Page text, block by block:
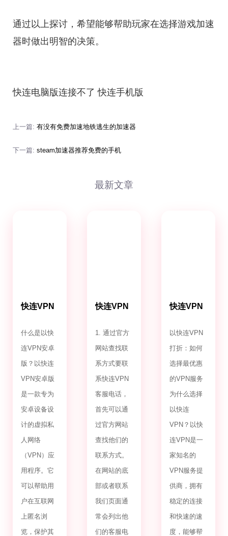
通过以上探讨，希望能够帮助玩家在选择游戏加速
器时做出明智的决策。
快连电脑版连接不了 快连手机版
上一篇: 有没有免费加速地铁逃生的加速器
下一篇: steam加速器推荐免费的手机
最新文章
快连VPN
什么是以快
连VPN安卓
版？以快连
VPN安卓版
是一款专为
安卓设备设
计的虚拟私
人网络
（VPN）应
用程序。它
可以帮助用
户在互联网
上匿名浏
览，保护其
快连VPN
1. 通过官方
网站查找联
系方式要联
系快连VPN
客服电话，
首先可以通
过官方网站
查找他们的
联系方式。
在网站的底
部或者联系
我们页面通
常会列出他
们的客服电
快连VPN
以快连VPN
打折：如何
选择最优惠
的VPN服务
为什么选择
以快连
VPN？以快
连VPN是一
家知名的
VPN服务提
供商，拥有
稳定的连接
和快速的速
度，能够帮